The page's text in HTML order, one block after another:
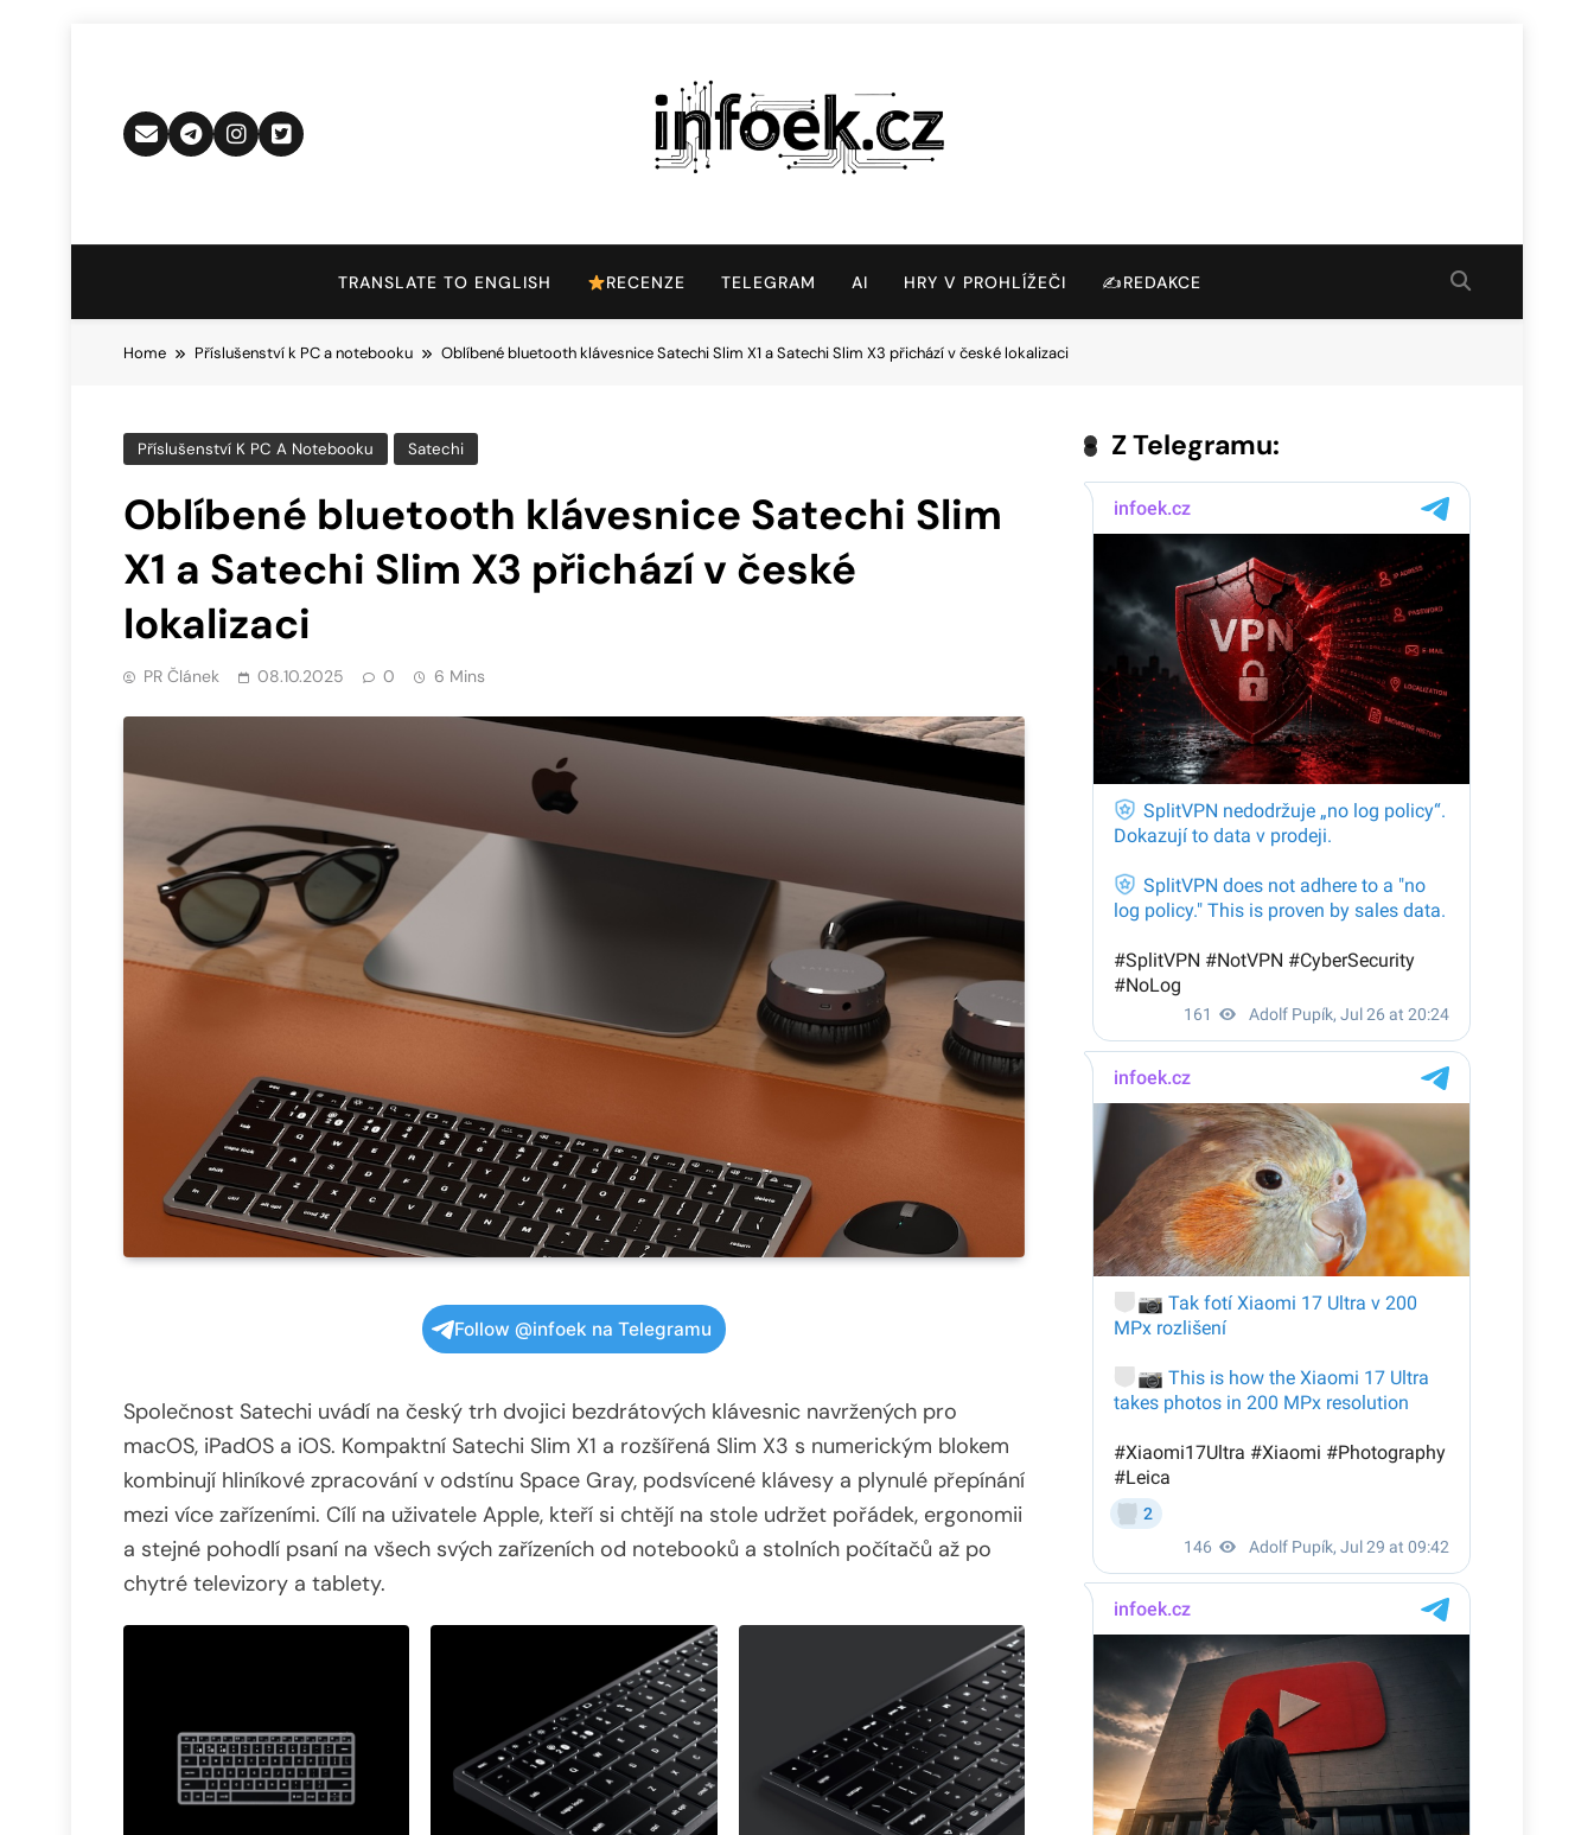
Infoek.cz
TRANSLATE TO ENGLISH RECENZE TELEGRAM AI HRY V PROHLÍŽEČI ✍️REDAKCE
Home Příslušenství k PC a notebooku Oblíbené bluetooth klávesnice Satechi Slim X1 a Satechi Slim X3 přichází v české lokalizaci
Příslušenství K PC A Notebooku Satechi
Oblíbené bluetooth klávesnice Satechi Slim
X1 a Satechi Slim X3 přichází v české
lokalizaci
PR Článek 08.10.2025 0 6 Mins
Follow @infoek na Telegramu
Společnost Satechi uvádí na český trh dvojici bezdrátových klávesnic navržených pro
macOS, iPadOS a iOS. Kompaktní Satechi Slim X1 a rozšířená Slim X3 s numerickým blokem
kombinují hliníkové zpracování v odstínu Space Gray, podsvícené klávesy a plynulé přepínání
mezi více zařízeními. Cílí na uživatele Apple, kteří si chtějí na stole udržet pořádek, ergonomii
a stejné pohodlí psaní na všech svých zařízeních od notebooků a stolních počítačů až po
chytré televizory a tablety.
Z Telegramu: